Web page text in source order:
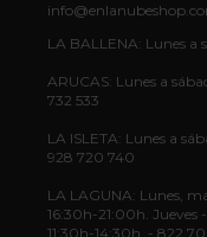
LA BALLENA: Lunes
ARUCAS: Lunes a
732 533
LA ISLETA: Lunes a
928 720 740
LA LAGUNA: Lunes,
16:30h-21:00h. Jueves
11:30h-14:30h. - 822 70